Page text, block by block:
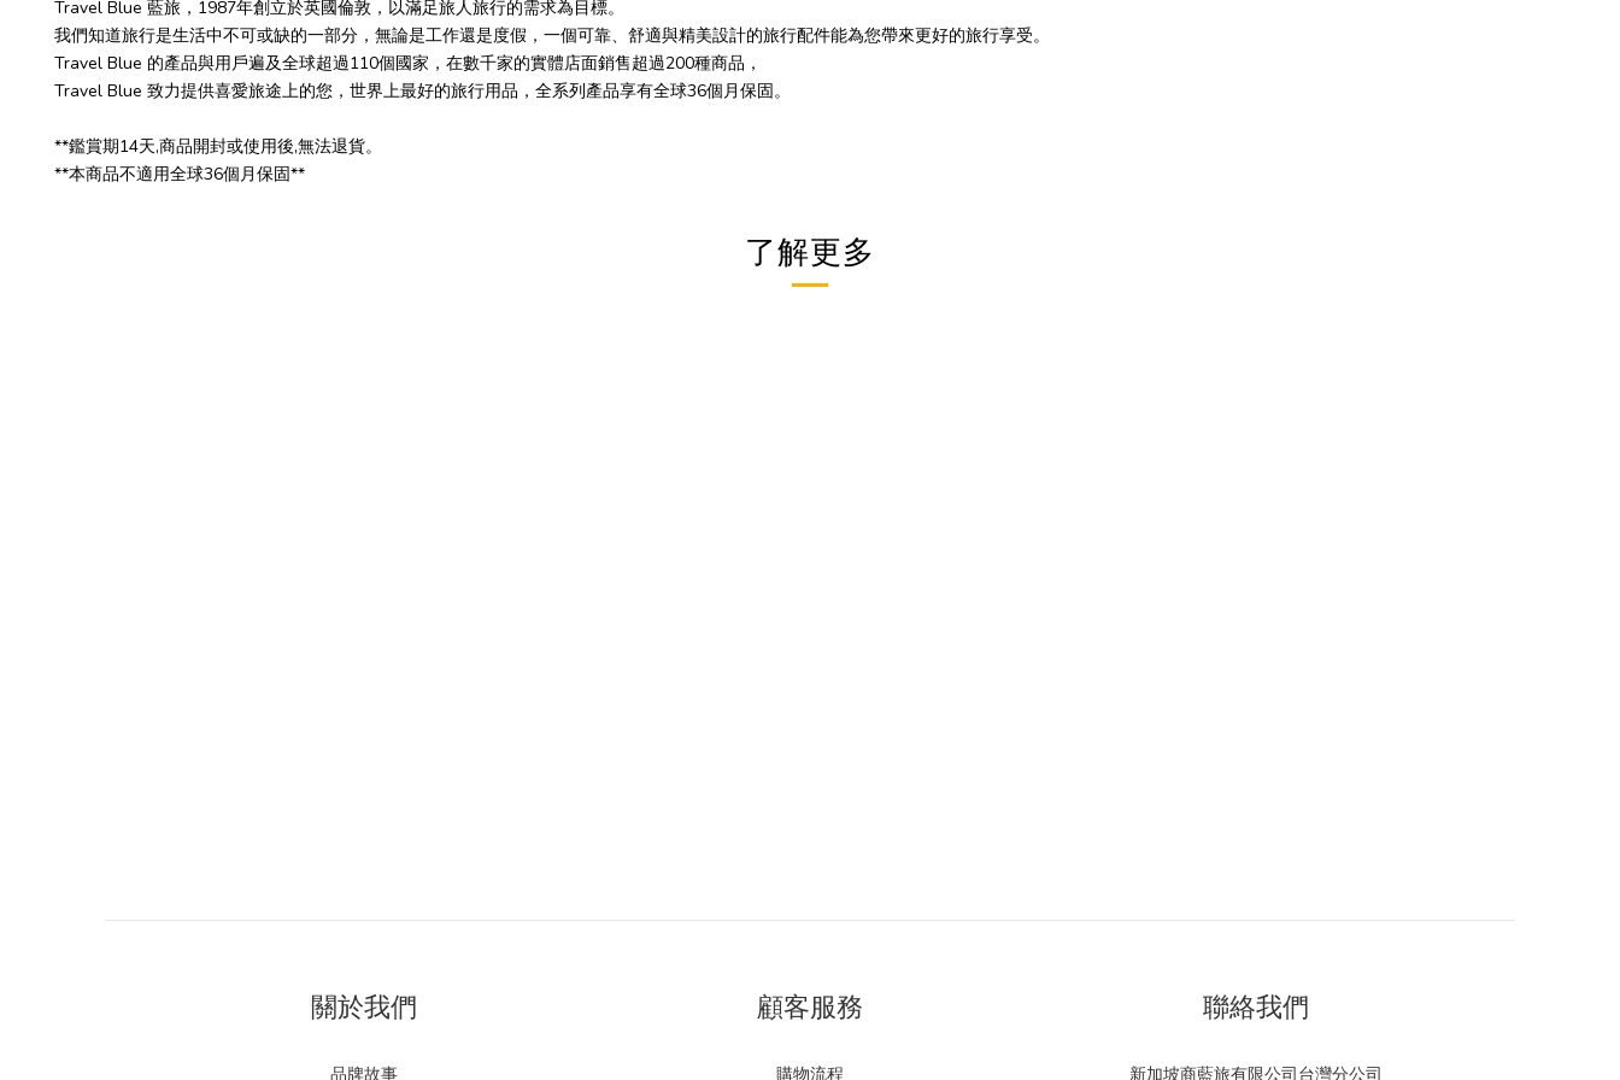
Travel Blue 藍旅，1987年創立於英國倫敦，以滿足旅人旅行的需求為目標。
我們知道旅行是生活中不可或缺的一部分，無論是工作還是度假，一個可靠、舒適與精美設計的旅行配件能為您帶來更好的旅行享受。
Travel Blue 的產品與用戶遍及全球超過110個國家，在數千家的實體店面銷售超過200種商品，
Travel Blue 致力提供喜愛旅途上的您，世界上最好的旅行用品，全系列產品享有全球36個月保固。
**鑑賞期14天,商品開封或使用後,無法退貨。
**本商品不適用全球36個月保固**
了解更多
關於我們
品牌故事
顧客服務
購物流程
聯絡我們
新加坡商藍旅有限公司台灣分公司